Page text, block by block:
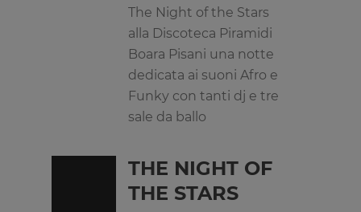
The Night of the Stars
alla Discoteca Piramidi
Boara Pisani una notte
dedicata ai suoni Afro e
Funky con tanti dj e tre
sale da ballo
THE NIGHT OF
THE STARS